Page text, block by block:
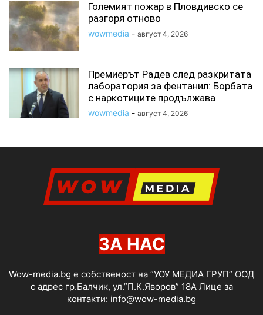
Големият пожар в Пловдивско се
разгоря отново
wowmedia - август 4, 2026
Премиерът Радев след разкритата
лаборатория за фентанил: Борбата
с наркотиците продължава
wowmedia - август 4, 2026
ЗА НАС
Wow-media.bg е собственост на “УОУ МЕДИА ГРУП” ООД
с адрес гр.Балчик, ул.”П.К.Яворов” 18А Лице за
контакти: info@wow-media.bg